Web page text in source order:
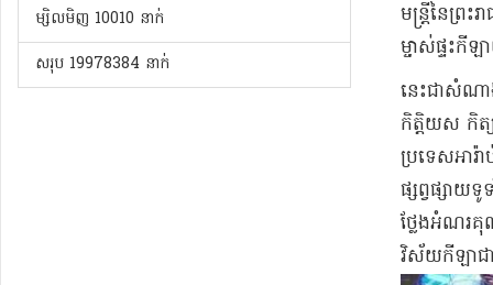
ម្សិលមិញ 10010 នាក់
សរុប 19978384 នាក់
មន្ត្រី​នៃ​ព្រ
ម្ចាស់ផ្ទះ​កី
នេះ​ជា​សំណ
កិត្តិយស កិត្
ប្រទេស​អារ៉
ផ្សព្វផ្សាយ​
ថ្លែងអំណរគុ
វិស័យ​កីឡា​ជា